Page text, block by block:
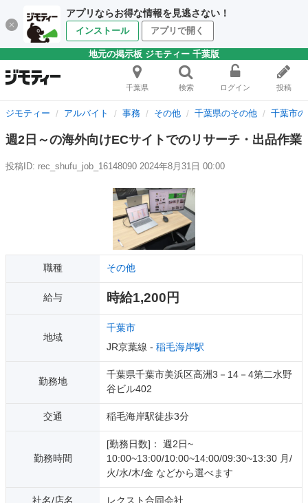
アプリならお得な情報を見逃さない！
インストール アプリで開く
地元の掲示板 ジモティー 千葉版
千葉県 検索 ログイン 投稿
ジモティー アルバイト 事務 その他 千葉県のその他 千葉市
週2日～の海外向けECサイトでのリサーチ・出品作業
投稿ID: rec_shufu_job_16148090 2024年8月31日 00:00
職種 その他
給与 時給1,200円
地域
千葉市
JR京葉線 - 稲毛海岸駅
勤務地
千葉県千葉市美浜区高洲3－14－4第二水野
谷ビル402
交通 稲毛海岸駅徒歩3分
勤務時間
[勤務日数]： 週2日~
10:00~13:00/10:00~14:00/09:30~13:30 月/
火/水/木/金 などから選べます
社名/店名 レクスト合同会社